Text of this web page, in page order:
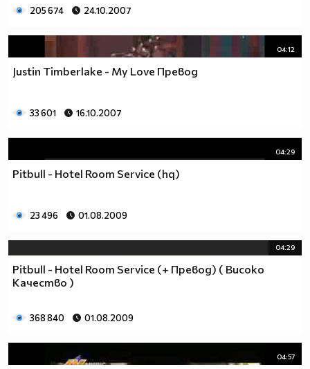
205 674 24.10.2007
04:12
Justin Timberlake - My Love Превод
33 601 16.10.2007
04:29
Pitbull - Hotel Room Service (hq)
23 496 01.08.2009
04:29
Pitbull - Hotel Room Service (+ Превод) ( Високо
Качество )
368 840 01.08.2009
04:57